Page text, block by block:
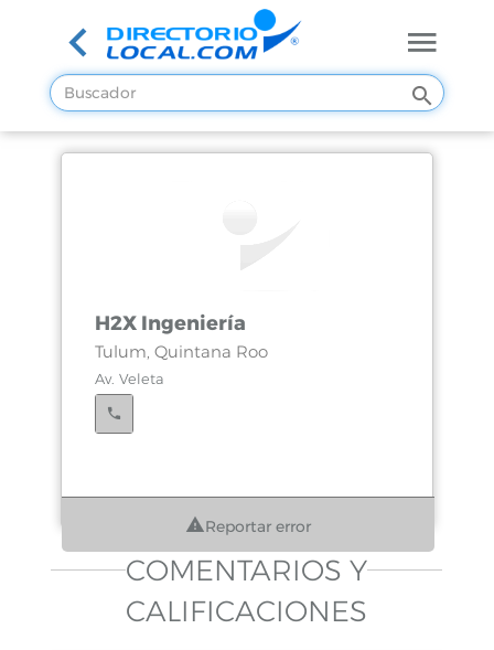
H2X Ingeniería
Tulum, Quintana Roo
Av. Veleta
Reportar error
COMENTARIOS Y
CALIFICACIONES